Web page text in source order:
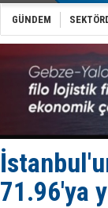
GÜNDEM
71.96'ya